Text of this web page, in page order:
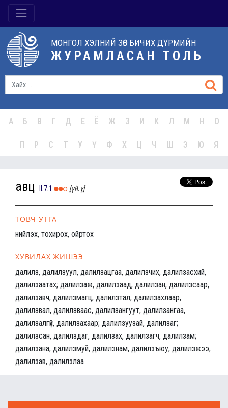
МОНГОЛ ХЭЛНИЙ ЗӨВ БИЧИХ ДҮРМИЙН
ЖУРАМЛАСАН ТОЛЬ
А Б В Г Д Е Ё Ж З И К Л М Н О
П Р С Т У Ү Ф Х Ц Ч Ш Э Ю Я
авц II.7.1 [үй.ү]
ТОВЧ УТГА
нийлэх, тохирох, ойртох
ХУВИЛАХ ЖИШЭЭ
далилз, далилзуул, далилзацгаа, далилзчих, далилзасхий,
далилзаатах; далилзаж, далилзаад, далилзан, далилзсаар,
далилзавч, далилзмагц, далилзтал, далилзахлаар,
далилзвал, далилзваас, далилзангуут, далилзангаа,
далилзалгүй, далилзахаар; далилзуузай, далилзаг;
далилзсан, далилздаг, далилзах, далилзагч, далилзам;
далилзана, далилзмуй, далилзнам, далилзъюу, далилзжээ,
далилзав, далилзлаа